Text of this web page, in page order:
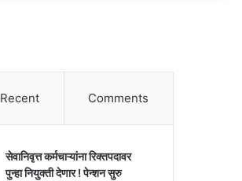
Recent Comments
सेवानिवृत्त कर्मचाऱ्यांना रिक्तपदावर
पुन्हा नियुक्ती देणार ! पेन्शन सुरु